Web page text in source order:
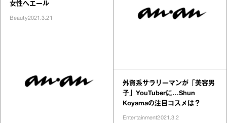
女性へエール
Beauty2021.3.21
外資系サラリーマンが「美容男
子」YouTuberに…Shun
Koyamaの注目コスメは？
Entertainment2021.3.2